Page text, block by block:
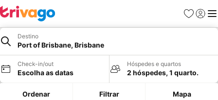
Favoritos
Iniciar
Destino
Port of Brisbane, Brisbane
Check-in/out
Escolha as datas
Hóspedes e quartos
2 hóspedes, 1 quarto.
Ordenar Filtrar Mapa